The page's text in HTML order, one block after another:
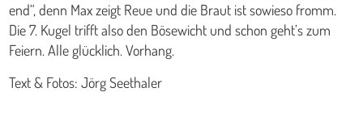
end“, denn Max zeigt Reue und die Braut ist sowieso fromm.
Die 7. Kugel trifft also den Bösewicht und schon geht’s zum
Feiern. Alle glücklich. Vorhang.
Text & Fotos: Jörg Seethaler